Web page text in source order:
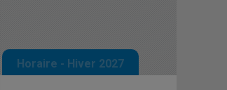
Horaire - Hiver 2027